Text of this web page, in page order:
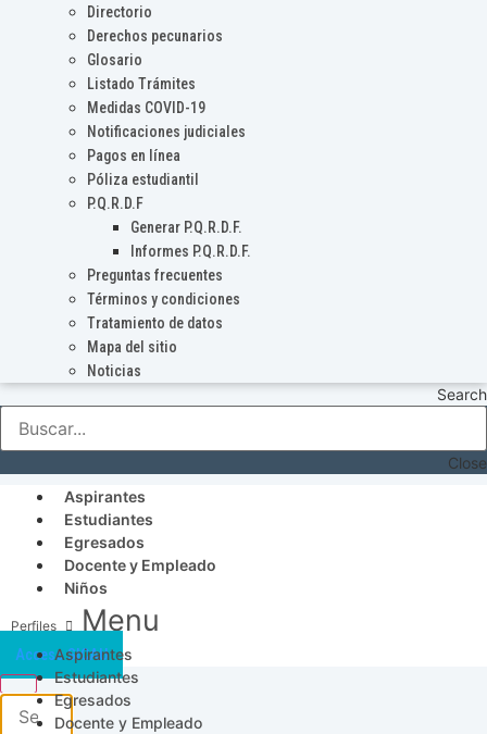
Directorio
Derechos pecunarios
Glosario
Listado Trámites
Medidas COVID-19
Notificaciones judiciales
Pagos en línea
Póliza estudiantil
P.Q.R.D.F
Generar P.Q.R.D.F.
Informes P.Q.R.D.F.
Preguntas frecuentes
Términos y condiciones
Tratamiento de datos
Mapa del sitio
Noticias
Search
Close
Aspirantes
Estudiantes
Egresados
Docente y Empleado
Niños
Menu
Aspirantes
Estudiantes
Egresados
Docente y Empleado
Acceso SICAU